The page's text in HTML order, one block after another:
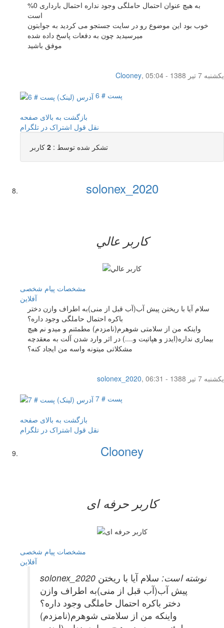
به هیچ عنوان احتمال حاملگی وجود نداره احتمال بارداری 0%
است
خوب بود این موضوع رو در سایت جستجو می کردید به جوابتون
میرسیدید چون به دفعات پاسخ داده شده
موفق باشید
Clooney,
یکشنبه 7 تیر 1388 - 05:04
پست # 6
بازگشت به بالای صفحه
نقل قول اشتراک در تلگرام
تشکر شده توسط : 2 کاربر
solonex_2020
کاربر عالي
مشخصات پیام شخصی
آفلاين
سلام آیا با ریختن پیش آب(آب قبل از منی)به اطراف وازن دختر
باکره احتمال حاملگی وجود داره؟
واینکه من از سلامتی شوهرم(نامزدم) مطمئنم و میدو نم هیچ
بیماری نداره(ایدز و هپاتیت و....) در اثر وارد شدن آلت به معقدچه
مشکلاتی میتونه واسه من ایجاد کنه؟
solonex_2020,
یکشنبه 7 تیر 1388 - 06:31
پست # 7
بازگشت به بالای صفحه
نقل قول اشتراک در تلگرام
Clooney
کاربر حرفه ای
مشخصات پیام شخصی
آفلاين
solonex_2020 نوشته است: سلام آیا با ریختن
پیش آب(آب قبل از منی)به اطراف وازن
دختر باکره احتمال حاملگی وجود داره؟
واینکه من از سلامتی شوهرم(نامزدم)